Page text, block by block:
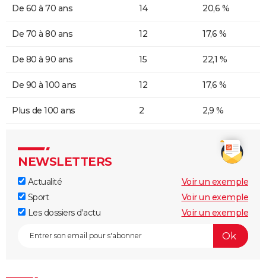
De 60 à 70 ans 14 20,6 %
De 70 à 80 ans 12 17,6 %
De 80 à 90 ans 15 22,1 %
De 90 à 100 ans 12 17,6 %
Plus de 100 ans 2 2,9 %
NEWSLETTERS
Actualité
Voir un exemple
Sport
Voir un exemple
Les dossiers d'actu
Voir un exemple